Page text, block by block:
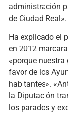
administración
de Ciudad Real».
Ha explicado el
en 2012
«porque
favor de los
habitantes».
la Diputación
los parados y